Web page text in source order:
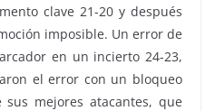
clave 21-20 y después
imposible. Un error de
en un incierto 24-23,
el error con un bloqueo
mejores atacantes, que